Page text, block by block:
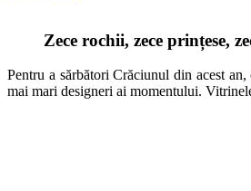
Zece rochii, zece prințese,
Pentru a sărbători Crăciunul din acest
mai mari designeri ai momentului.